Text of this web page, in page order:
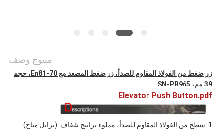
منتوج وصف
زر ضغط من الفولاذ المقاوم للصدأ، زر ضغط المصعد مع En81-70، حجم
39 مم، SN-PB965
Elevator Push Button.pdf
1. سطح من الفولاذ المقاوم للصدأ، مملوء براتنج شفاف. (برايل متاح)